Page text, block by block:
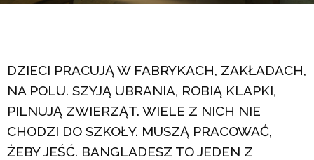
DZIECI PRACUJĄ W FABRYKACH, ZAKŁADACH,
NA POLU. SZYJĄ UBRANIA, ROBIĄ KLAPKI,
PILNUJĄ ZWIERZĄT. WIELE Z NICH NIE
CHODZI DO SZKOŁY. MUSZĄ PRACOWAĆ,
ŻEBY JEŚĆ. BANGLADESZ TO JEDEN Z